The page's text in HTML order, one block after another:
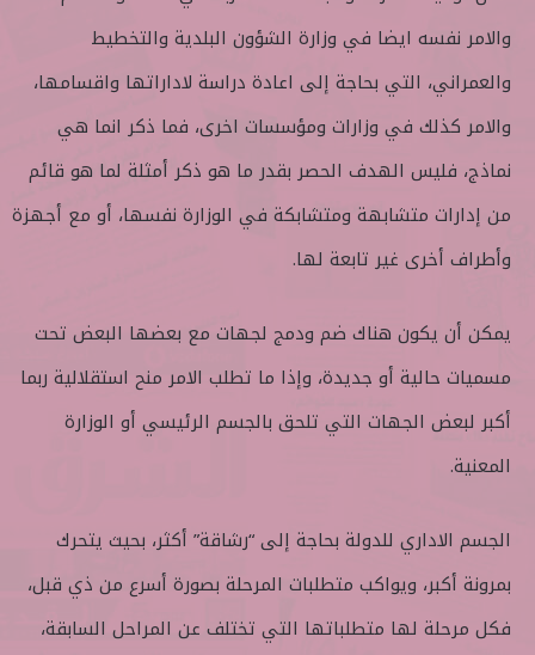
والامر نفسه ايضا في وزارة الشؤون البلدية والتخطيط
والعمراني، التي بحاجة إلى اعادة دراسة لاداراتها واقسامها،
والامر كذلك في وزارات ومؤسسات اخرى، فما ذكر انما هي
نماذج، فليس الهدف الحصر بقدر ما هو ذكر أمثلة لما هو قائم
من إدارات متشابهة ومتشابكة في الوزارة نفسها، أو مع أجهزة
وأطراف أخرى غير تابعة لها.
يمكن أن يكون هناك ضم ودمج لجهات مع بعضها البعض تحت
مسميات حالية أو جديدة، وإذا ما تطلب الامر منح استقلالية ربما
أكبر لبعض الجهات التي تلحق بالجسم الرئيسي أو الوزارة
المعنية.
الجسم الاداري للدولة بحاجة إلى “رشاقة” أكثر، بحيث يتحرك
بمرونة أكبر، ويواكب متطلبات المرحلة بصورة أسرع من ذي قبل،
فكل مرحلة لها متطلباتها التي تختلف عن المراحل السابقة،